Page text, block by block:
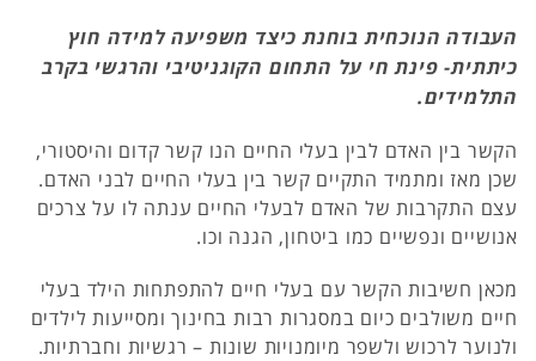
העבודה הנוכחית בוחנת כיצד משפיעה למידה חוץ
כיתתית- פינת חי על התחום הקוגניטיבי והרגשי בקרב
התלמידים.
הקשר בין האדם לבין בעלי החיים הנו קשר קדום והיסטורי,
שכן מאז ומתמיד התקיים קשר בין בעלי החיים לבני האדם.
עצם התקרבות של האדם לבעלי החיים ענתה לו על צרכים
אנושיים ונפשיים כמו ביטחון, הגנה וכו.
מכאן חשיבות הקשר עם בעלי חיים להתפתחות הילד בעלי
חיים משולבים כיום במסגרות רבות בחינוך ומסייעות לילדים
ולנוער לרכוש ולשפר מיומנויות שונות – רגשיות וחברתיות.